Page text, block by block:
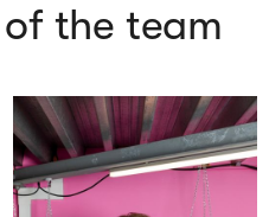
the team